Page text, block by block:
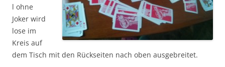
l ohne
Joker wird
lose im
Kreis auf
dem Tisch mit den Rückseiten nach oben ausgebreitet.